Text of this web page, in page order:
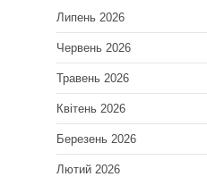
Липень 2026
Червень 2026
Травень 2026
Квітень 2026
Березень 2026
Лютий 2026